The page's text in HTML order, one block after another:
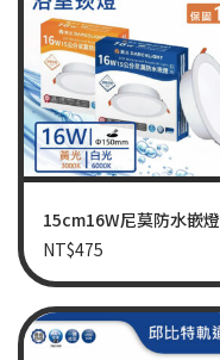
15cm16W尼莫防水嵌燈
NT$475